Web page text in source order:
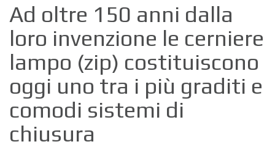
Ad oltre 150 anni dalla
loro invenzione le cerniere
lampo (zip) costituiscono
oggi uno tra i più graditi e
comodi sistemi di
chiusura